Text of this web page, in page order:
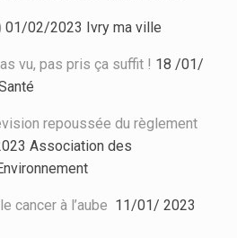
01/02/2023 Ivry ma ville
vu, pas pris ça suffit ! 18 /01/
repoussée du règlement
Association des
cancer à l’aube 11/01/ 2023